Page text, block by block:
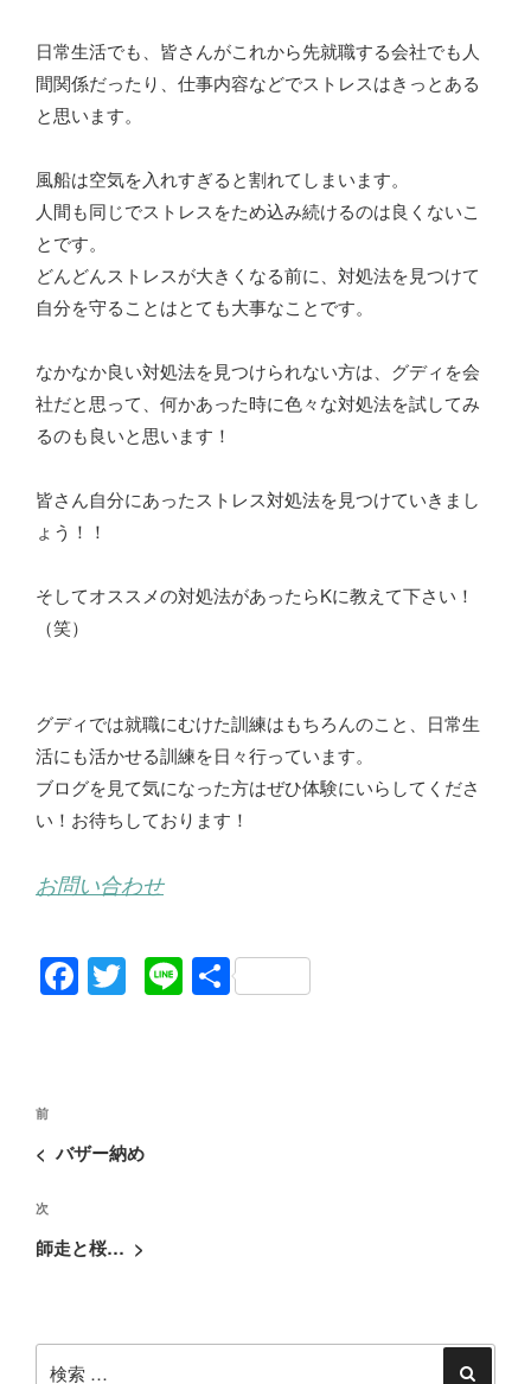
日常生活でも、皆さんがこれから先就職する会社でも人
間関係だったり、仕事内容などでストレスはきっとある
と思います。
風船は空気を入れすぎると割れてしまいます。
人間も同じでストレスをため込み続けるのは良くないこ
とです。
どんどんストレスが大きくなる前に、対処法を見つけて
自分を守ることはとても大事なことです。
なかなか良い対処法を見つけられない方は、グディを会
社だと思って、何かあった時に色々な対処法を試してみ
るのも良いと思います！
皆さん自分にあったストレス対処法を見つけていきまし
ょう！！
そしてオススメの対処法があったらKに教えて下さい！
（笑）
グディでは就職にむけた訓練はもちろんのこと、日常生
活にも活かせる訓練を日々行っています。
ブログを見て気になった方はぜひ体験にいらしてくださ
い！お待ちしております！
お問い合わせ
F
a
o
k
T
wi
Li
n
共
有
投
稿
ナ
ビ
ゲ
ー
ン
過
去
投
稿
前
< バザー納め
次
の
次
師走と桜… >